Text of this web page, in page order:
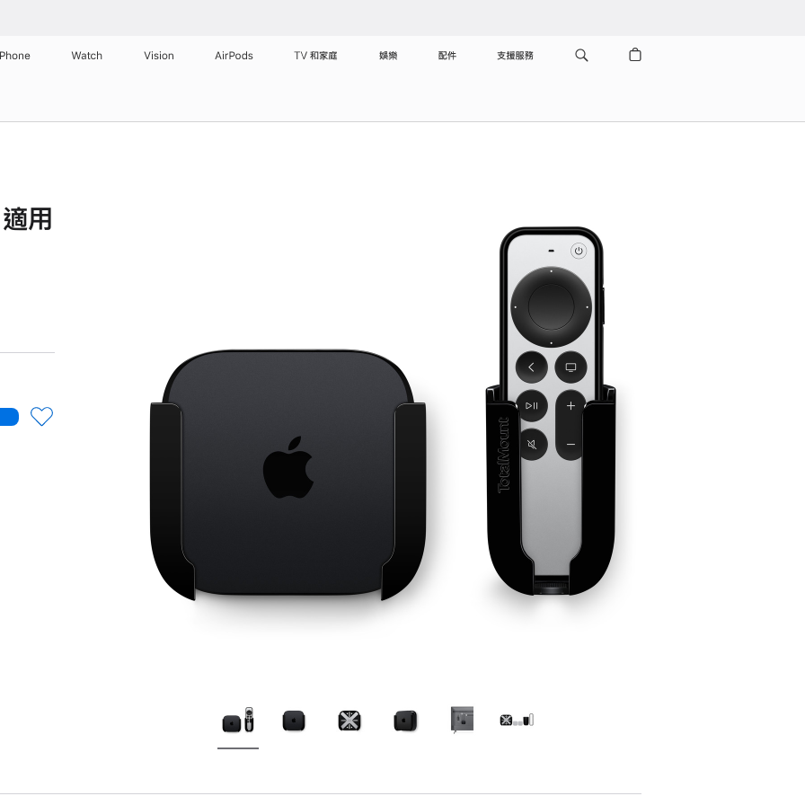
Watch Vision AirPods TV 和家庭 娛樂 配件 支援服務
用